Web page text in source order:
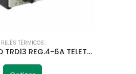
RELÉS TÉRMICOS
RELÉ TÉRMICO TRD13 REG.4-6A TELETRIC